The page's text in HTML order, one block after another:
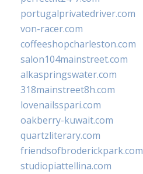
portugalprivatedriver.com
von-racer.com
coffeeshopcharleston.com
salon104mainstreet.com
alkaspringswater.com
318mainstreet8h.com
lovenailsspari.com
oakberry-kuwait.com
quartzliterary.com
friendsofbroderickpark.com
studiopiattellina.com